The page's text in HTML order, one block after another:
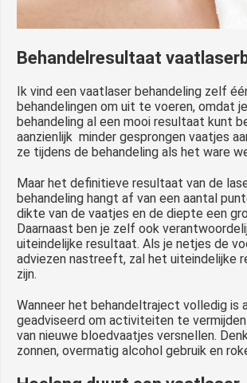
Behandelresultaat
Ik vind een vaatlaser behandeling zelf
behandelingen om uit te voeren, omdat
behandeling al een mooi resultaat kunt
aanzienlijk minder gesprongen vaatjes
ze tijdens de behandeling als het ware
Maar het definitieve resultaat van de
behandeling hangt af van een aantal
dikte van de vaatjes en de diepte een
Daarnaast ben je zelf ook
uiteindelijke resultaat. Als je netjes de
adviezen nastreeft, zal het uiteindelijke
zijn.
Wanneer het behandeltraject volledig is
geadviseerd om activiteiten te
van nieuwe bloedvaatjes versnellen.
zonnen, overmatig alcohol gebruik en